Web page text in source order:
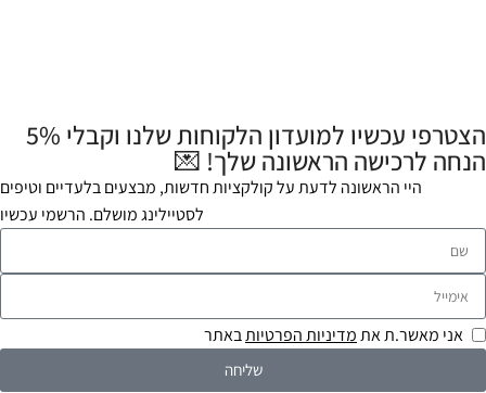
הצטרפי עכשיו למועדון הלקוחות שלנו וקבלי 5%
הנחה לרכישה הראשונה שלך! 💌
היי הראשונה לדעת על קולקציות חדשות, מבצעים בלעדיים וטיפים
לסטיילינג מושלם. הרשמי עכשיו
אני מאשר.ת אתמדיניות הפרטיותבאתר
שליחה